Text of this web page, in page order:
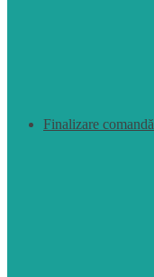
Finalizare comandă